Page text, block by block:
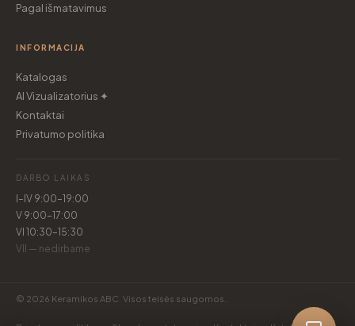
Pagal išmatavimus
INFORMACIJA
Katalogas
AI Vizualizatorius ✦
Kontaktai
Privatumo politika
DARBO LAIKAS
I–IV 9:00–19:00
V 9:00–17:00
VI 10:30–15:30
VII — nedirbame
© 2026 Keramikos ABC. Visos teisės saugomos.